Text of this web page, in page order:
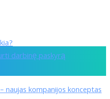
darbinę paskyrą